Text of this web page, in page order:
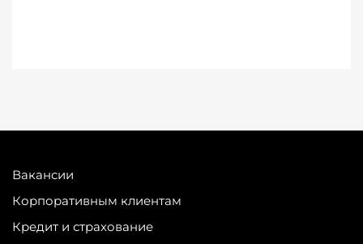
Вакансии
Корпоративным клиентам
Кредит и страхование